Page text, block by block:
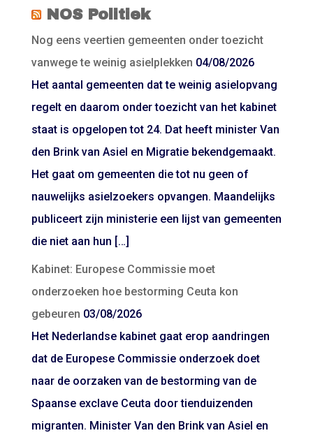
NOS Politiek
Nog eens veertien gemeenten onder toezicht
vanwege te weinig asielplekken 04/08/2026
Het aantal gemeenten dat te weinig asielopvang
regelt en daarom onder toezicht van het kabinet
staat is opgelopen tot 24. Dat heeft minister Van
den Brink van Asiel en Migratie bekendgemaakt.
Het gaat om gemeenten die tot nu geen of
nauwelijks asielzoekers opvangen. Maandelijks
publiceert zijn ministerie een lijst van gemeenten
die niet aan hun […]
Kabinet: Europese Commissie moet
onderzoeken hoe bestorming Ceuta kon
gebeuren 03/08/2026
Het Nederlandse kabinet gaat erop aandringen
dat de Europese Commissie onderzoek doet
naar de oorzaken van de bestorming van de
Spaanse exclave Ceuta door tienduizenden
migranten. Minister Van den Brink van Asiel en